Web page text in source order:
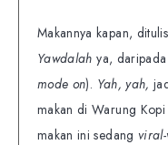
Makannya kapan,
Yawdalahya,
mode on). Yah, yah,
makan di Warung
makan ini sedang